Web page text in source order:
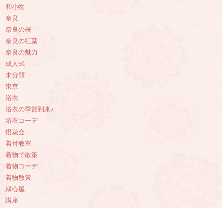
和小物
奈良
奈良の桜
奈良の紅葉
奈良の魅力
成人式
未分類
東京
浴衣
浴衣の季節到来♪
浴衣コーデ
燈花会
着付教室
着物で散策
着物コーデ
着物散策
縁心屋
講座